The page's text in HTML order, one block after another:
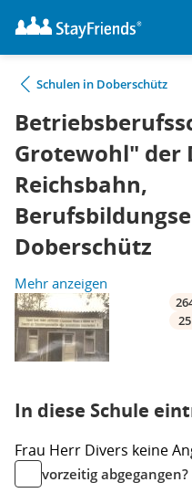
Schulen in Doberschütz
Grotewohl" der
Reichsbahn,
Doberschütz
Mehr anzeigen
25
In diese Schule
Frau Herr Divers keine
vorzeitig abgegangen?